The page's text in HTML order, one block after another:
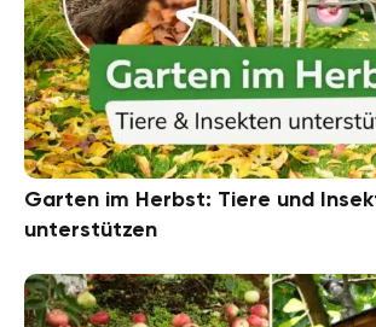
Garten im Herbst: Tiere und
unterstützen